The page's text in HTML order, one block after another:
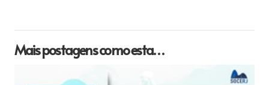
Mais postagens como esta…